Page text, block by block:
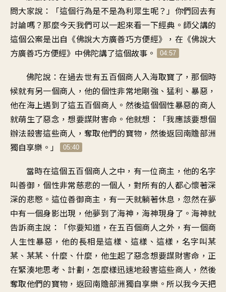
問大家說 ：「這個行為是不是為利眾生呢？」 你們回去有
討論嗎？那麼今天我們可以一起來看一下經典 。 師父講的
這個公案是出自 《佛說大方廣善巧方便經》， 在《佛說大
方廣善巧方便經》中佛陀講了這個故事 。 04:57
佛陀說 ：在過去世有五百個商人入海取寶了 ，那個時
候就有另一個商人 ，他的個性非常地剛強 、 猛利、暴惡 ，
他在海上遇到了這五百個商人 。 然後這個個性暴惡的商人
就萌生了惡念 ，想要謀財害命 。 他就想 ：「我應該要想個
辦法殺害這些商人 ，奪取他們的寶物 ， 然後返回南贍部洲
獨自享樂 。」 05:40
當時在這個五百個商人之中 ， 有一位商主 ， 他的名字
叫善御 ，個性非常慈悲的一個人 ，對所有的人都心懷著深
深的悲愍 。 這位善御商主 ， 有一天就躺著休息 ，忽然在夢
中有一個身影出現 ，他夢到了海神 ， 海神現身了 。 海神就
告訴商主說 ：「你要知道 ，在五百個商人之外 ， 有一個商
人生性暴惡 ，他的長相是這樣、這樣、這樣 ， 名字叫某
某、某某、什麼、什麼 ， 他生起了惡念想要謀財害命 ， 正
在緊湊地思考、計劃 ， 怎麼樣迅速地殺害這些商人 ， 然後
奪取他們的寶物 ， 返回南贍部洲獨自享樂 。 所以我今天把